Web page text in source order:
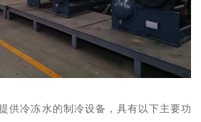
供冷冻水的制冷设备，具有以下主要功